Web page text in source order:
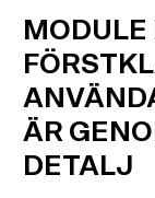
MODULE
ÄR
DETALJ